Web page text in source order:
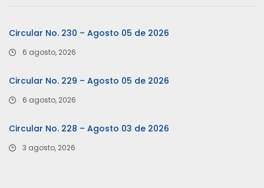
Circular No. 230 – Agosto 05 de 2026
6 agosto, 2026
Circular No. 229 – Agosto 05 de 2026
6 agosto, 2026
Circular No. 228 – Agosto 03 de 2026
3 agosto, 2026